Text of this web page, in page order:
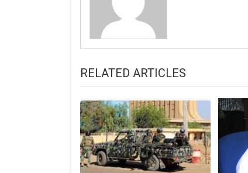
RELATED ARTICLES